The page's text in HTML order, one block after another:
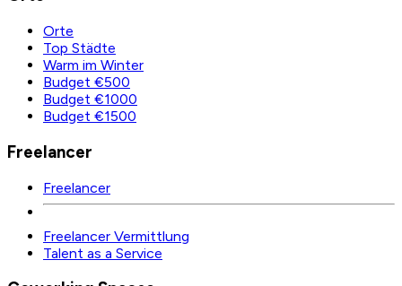
Orte
Top Städte
Warm im Winter
Budget €500
Budget €1000
Budget €1500
Freelancer
Freelancer
Freelancer Vermittlung
Talent as a Service